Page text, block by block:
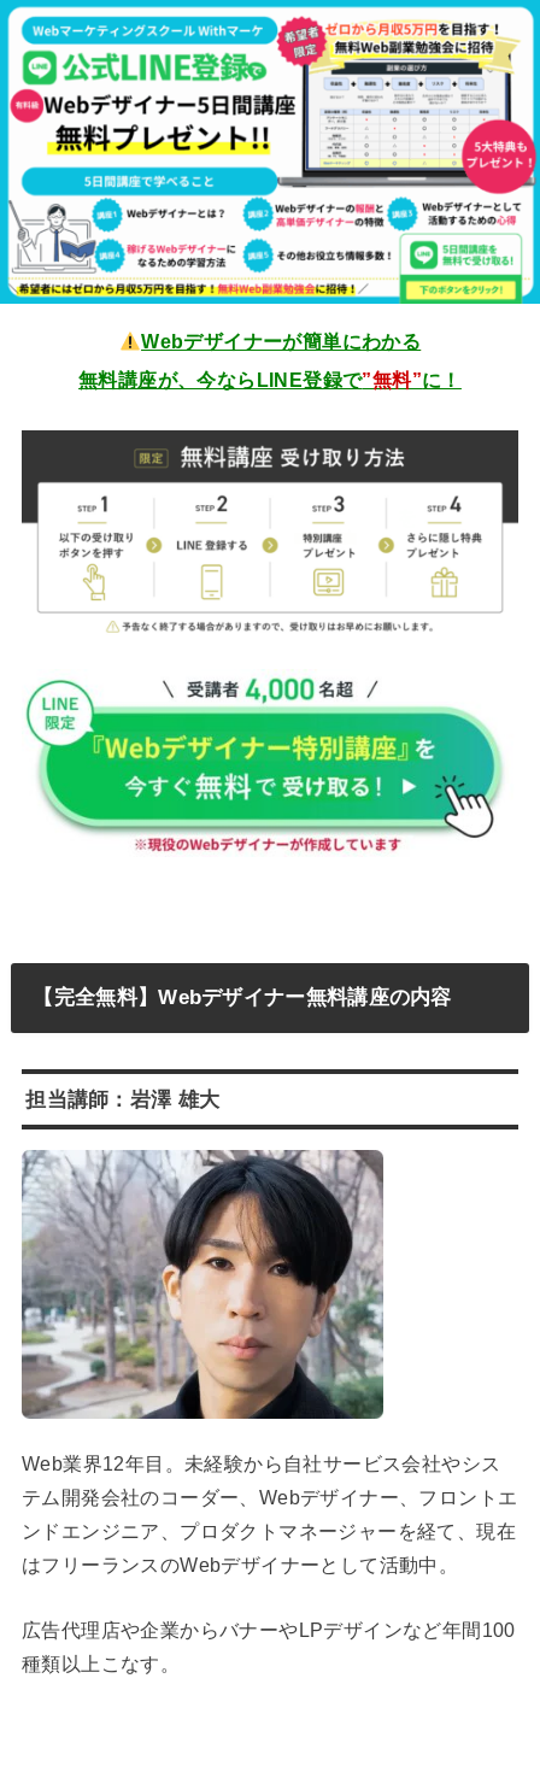
Webデザイナーが簡単にわかる
無料講座が、今ならLINE登録で”無料”に！
【完全無料】Webデザイナー無料講座の内容
担当講師：岩澤 雄大
Web業界12年目。未経験から自社サービス会社やシス
テム開発会社のコーダー、Webデザイナー、フロントエ
ンドエンジニア、プロダクトマネージャーを経て、現在
はフリーランスのWebデザイナーとして活動中。
広告代理店や企業からバナーやLPデザインなど年間100
種類以上こなす。